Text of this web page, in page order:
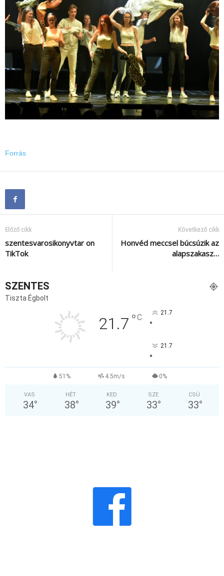
Forrás
Előző cikk
szentesvarosikonyvtar on
TikTok
Következő cikk
Honvéd meccsel búcsúzik az
alapszakasz…
SZENTES
Tiszta Égbolt
21.7 °C 21.7
°
21.7
°
51% 4.5m/s 0%
VAS
34°
HÉT
38°
KED
39°
SZE
33°
CSÜ
33°